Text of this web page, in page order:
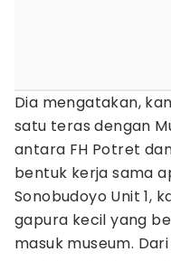
Dia mengatakan,
satu teras dengan
antara FH Potret
bentuk kerja sama
Sonobudoyo Unit 1,
gapura kecil yang
masuk museum.